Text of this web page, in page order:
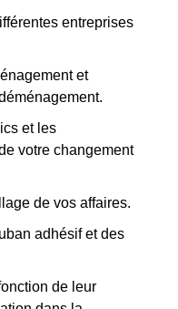
entreprises
et
et les
votre changement
de vos affaires.
adhésif et des
de leur